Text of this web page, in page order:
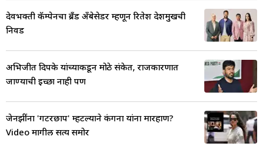
देवभक्ती कॅम्पेनचा ब्रँड अँबेसेडर म्हणून रितेश देशमुखची
निवड
अभिजीत दिपके यांच्याकडून मोठे संकेत, राजकारणात
जाण्याची इच्छा नाही पण
जेनझींना 'गटरछाप' म्हटल्याने कंगना यांना मारहाण?
Video मागील सत्य समोर